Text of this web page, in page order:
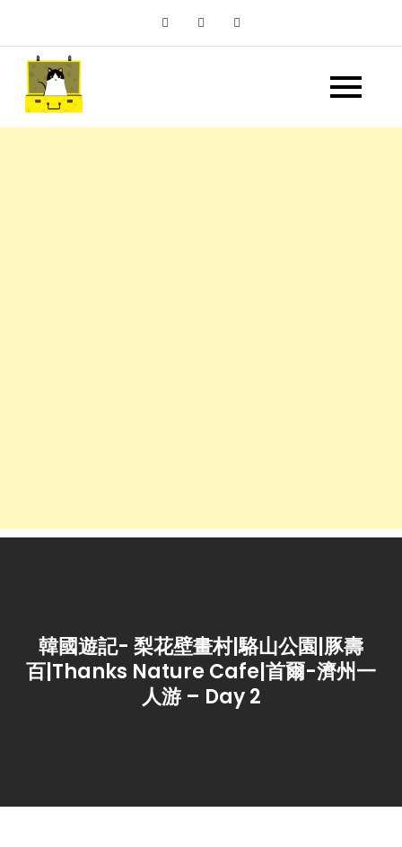
content
嘿 我要旅行 Hey Travel
Life
韓國遊記- 梨花壁畫村|駱山公園|豚壽
百|Thanks Nature Cafe|首爾-濟州一
人游 – Day 2